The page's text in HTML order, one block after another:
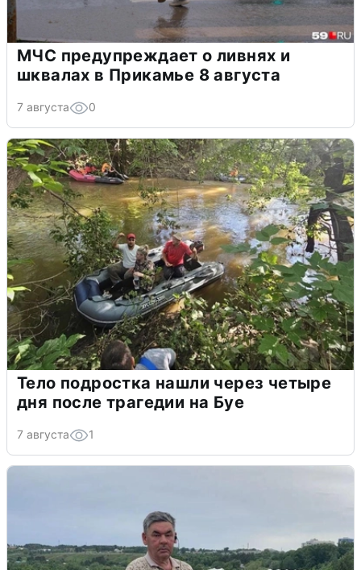
МЧС предупреждает о ливнях и
шквалах в Прикамье 8 августа
7 августа 0
Тело подростка нашли через четыре
дня после трагедии на Буе
7 августа 1